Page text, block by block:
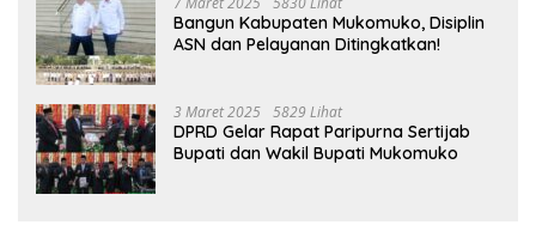
Bangun Kabupaten Mukomuko, Disiplin
ASN dan Pelayanan Ditingkatkan!
3 Maret 2025 5829 Lihat
DPRD Gelar Rapat Paripurna Sertijab
Bupati dan Wakil Bupati Mukomuko